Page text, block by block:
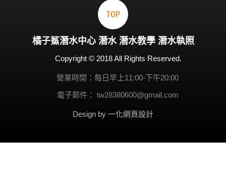
橘子鯊潛水中心 潛水 潛水教學 潛水執照
Copyright © 2018 All Rights Reserved.
營業時間：每日早上11:00-下午20:00
電子郵件： tw28380600@gmail.com
Design by 一化網頁設計
TOP